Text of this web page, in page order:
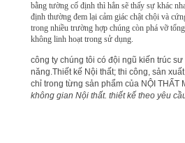
bằng tường cố định thì hẳn sẽ thấy sự khác
định thường đem lại cảm giác chật chội và
trong nhiều trường hợp chúng còn phá vỡ tổng
không linh hoạt trong sử dụng.
công ty chúng tôi có đội ngũ kiến trúc
năng.Thiết kế Nội thất; thi công, sản
chỉ trong từng sản phẩm của NỘI THẤT
không gian Nội thất. thiết kế theo yêu